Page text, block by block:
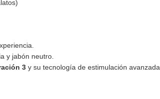
y jabón neutro.
3 y su tecnología de estimulación avanzada.